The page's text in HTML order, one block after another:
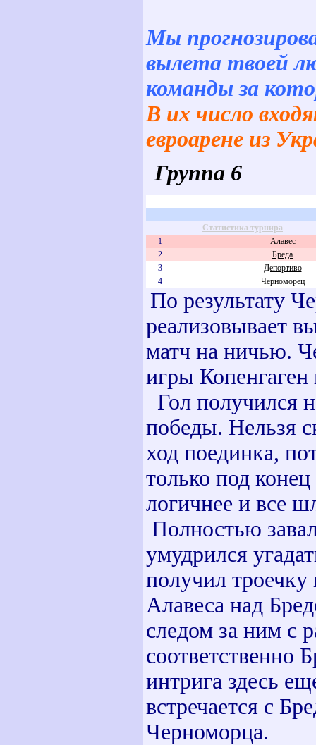
Мы
вылета твоей
команды за
В их число
евроарене из
Группа 6
Статистика турнира
1
Алавес
2
Бреда
3
Депортиво
4
Черноморец
По результату
реализовывает
матч на ничью.
игры
Гол получился
победы. Нельзя
ход поединка,
только под
логичнее и все
Полностью
умудрился
получил
Алавеса над
следом за ним с
соответственно
интрига здесь
встречается с
Черноморца.